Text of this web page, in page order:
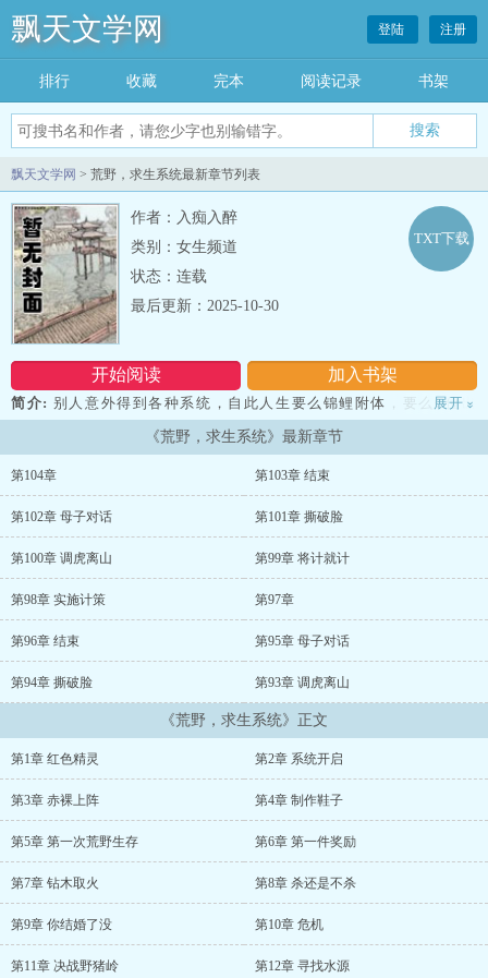
飘天文学网 登陆 注册
排行 收藏 完本 阅读记录 书架
飘天文学网 > 荒野，求生系统最新章节列表
作者：入痴入醉
类别：女生频道
状态：连载
开始阅读 加入书架
TXT下载
最后更新：2025-10-30
简介: 别人意外得到各种系统，自此人生要么锦鲤附体，要么C位出
道。但童辰却不以为然，当他得到系统的第一个奖励时，两眼发黑
···，竟然是一件内裤，不仅如此，而且还是破洞的红色内裤，童辰一
下子整个人不好了···...
展开 »
《荒野，求生系统》最新章节
第104章 第103章 结束
第102章 母子对话 第101章 撕破脸
第100章 调虎离山 第99章 将计就计
第98章 实施计策 第97章
第96章 结束 第95章 母子对话
第94章 撕破脸 第93章 调虎离山
《荒野，求生系统》正文
第1章 红色精灵 第2章 系统开启
第3章 赤裸上阵 第4章 制作鞋子
第5章 第一次荒野生存 第6章 第一件奖励
第7章 钻木取火 第8章 杀还是不杀
第9章 你结婚了没 第10章 危机
第11章 决战野猪岭 第12章 寻找水源